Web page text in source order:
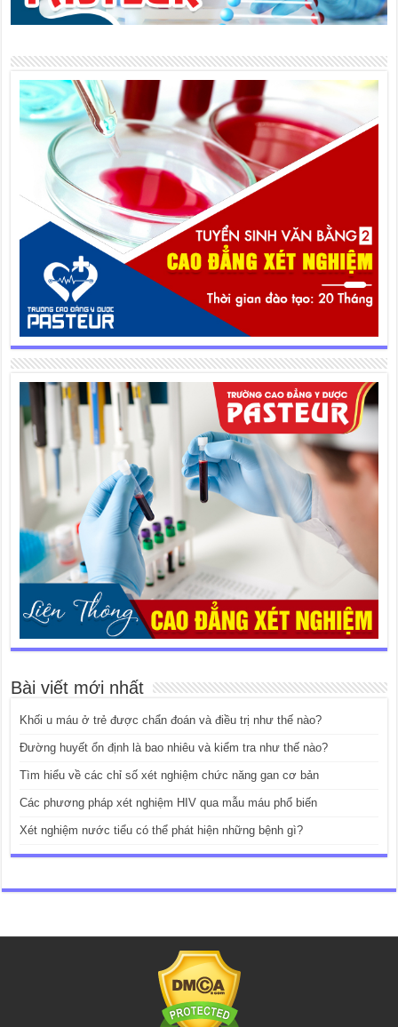
Bài viết mới nhất
Khối u máu ở trẻ được chẩn đoán và điều trị như thế nào?
Đường huyết ổn định là bao nhiêu và kiểm tra như thế nào?
Tìm hiểu về các chỉ số xét nghiệm chức năng gan cơ bản
Các phương pháp xét nghiệm HIV qua mẫu máu phổ biến
Xét nghiệm nước tiểu có thể phát hiện những bệnh gì?